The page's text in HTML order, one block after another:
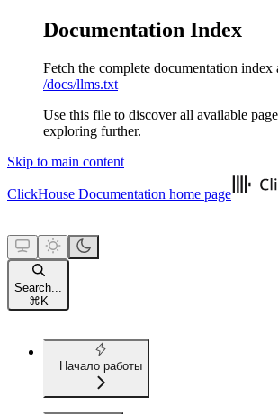
Documentation Index
Fetch the complete documentation index
/docs/llms.txt
Use this file to discover all available
exploring further.
Skip to main content
ClickHouse Documentation home page
Search...
⌘ K
Начало работы